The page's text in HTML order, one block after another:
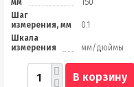
мм
150
Шаг
измерения, мм
0.1
Шкала
измерения
мм/дюймы
В корзину